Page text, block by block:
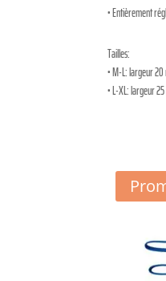
• Entièrement
Tailles:
• M-L: largeur
• L-XL: largeur